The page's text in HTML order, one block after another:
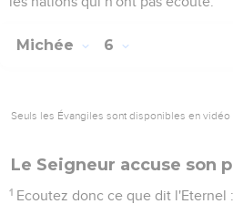
Lamentation du prophète
comme au grappillage après la